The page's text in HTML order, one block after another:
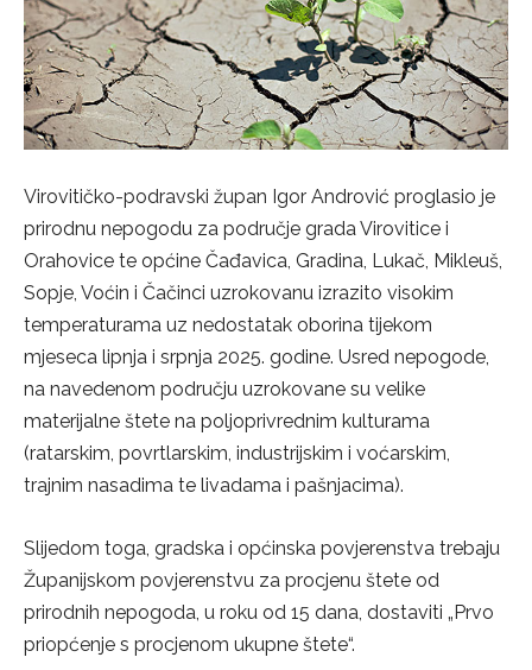
Virovitičko-podravski župan Igor Andrović proglasio je
prirodnu nepogodu za područje grada Virovitice i
Orahovice te općine Čađavica, Gradina, Lukač, Mikleuš,
Sopje, Voćin i Čačinci uzrokovanu izrazito visokim
temperaturama uz nedostatak oborina tijekom
mjeseca lipnja i srpnja 2025. godine. Usred nepogode,
na navedenom području uzrokovane su velike
materijalne štete na poljoprivrednim kulturama
(ratarskim, povrtlarskim, industrijskim i voćarskim,
trajnim nasadima te livadama i pašnjacima).
Slijedom toga, gradska i općinska povjerenstva trebaju
Županijskom povjerenstvu za procjenu štete od
prirodnih nepogoda, u roku od 15 dana, dostaviti „Prvo
priopćenje s procjenom ukupne štete“.